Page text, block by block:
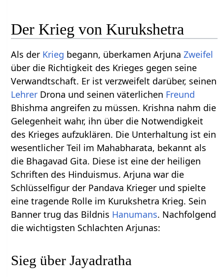
Der Krieg von Kurukshetra
Als der Krieg begann, überkamen ArjunaZweifel
über die Richtigkeit des Krieges gegen seine
Verwandtschaft. Er ist verzweifelt darüber, seinen
Lehrer Drona und seinen väterlichen Freund
Bhishma angreifen zu müssen. Krishna nahm die
Gelegenheit wahr, ihn über die Notwendigkeit
des Krieges aufzuklären. Die Unterhaltung ist ein
wesentlicher Teil im Mahabharata, bekannt als
die Bhagavad Gita. Diese ist eine der heiligen
Schriften des Hinduismus. Arjuna war die
Schlüsselfigur der Pandava Krieger und spielte
eine tragende Rolle im Kurukshetra Krieg. Sein
Banner trug das Bildnis Hanumans. Nachfolgend
die wichtigsten Schlachten Arjunas:
Sieg über Jayadratha